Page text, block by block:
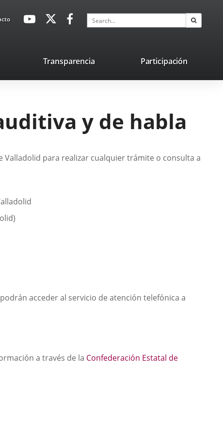
avaHeaderSocial
Link
Link
application.
application.
Search
Transparencia Participación
y de habla
para realizar cualquier trámite o consulta a
acceder al servicio de atención telefónica a
a través de la Confederación Estatal de